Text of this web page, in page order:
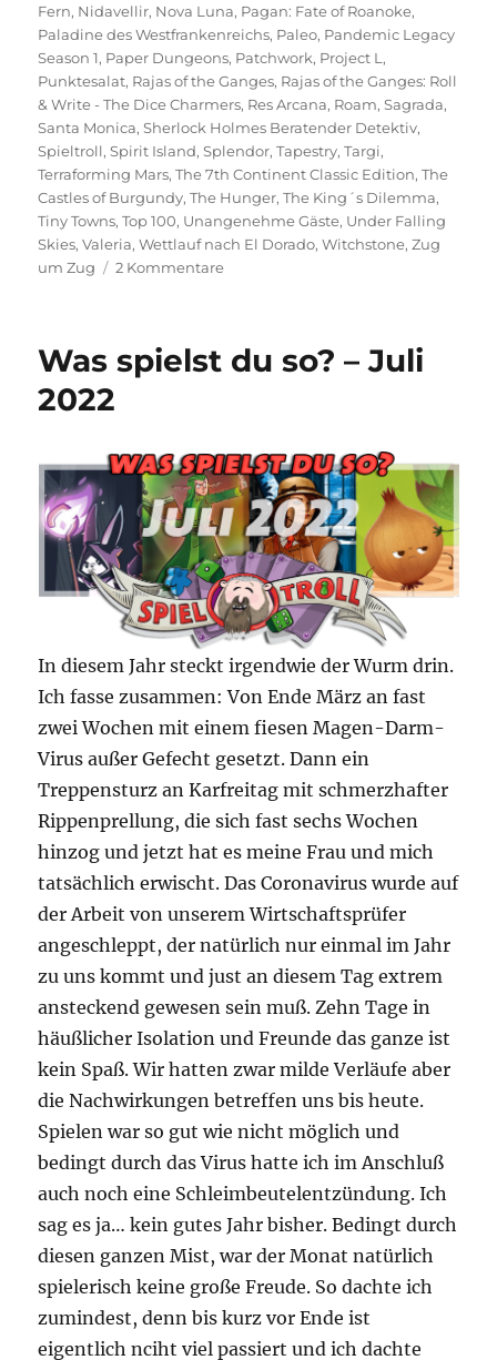
Fern, Nidavellir, Nova Luna, Pagan: Fate of Roanoke,
Paladine des Westfrankenreichs, Paleo, Pandemic Legacy
Season 1, Paper Dungeons, Patchwork, Project L ,
Punktesalat, Rajas of the Ganges, Rajas of the Ganges: Roll
& Write - The Dice Charmers, Res Arcana, Roam,Sagrada,
Santa Monica,Sherlock Holmes Beratender Detektiv,
Spieltroll,Spirit Island,Splendor,Tapestry,Targi,
Terraforming Mars,The 7th Continent Classic Edition,The
Castles of Burgundy,The Hunger,The King´s Dilemma,
Tiny Towns,Top 100, Unangenehme Gäste, Under Falling
Skies,Valeria,Wettlauf nach El Dorado,Witchstone,Zug
um Zug
2 Kommentarezu
Was spielst du so? – Juli
2022
In diesem Jahr steckt irgendwie der Wurm drin.
Ich fasse zusammen: Von Ende März an fast
zwei Wochen mit einem fiesen Magen-Darm-
Virus außer Gefecht gesetzt. Dann ein
Treppensturz an Karfreitag mit schmerzhafter
Rippenprellung, die sich fast sechs Wochen
hinzog und jetzt hat es meine Frau und mich
tatsächlich erwischt. Das Coronavirus wurde auf
der Arbeit von unserem Wirtschaftsprüfer
angeschleppt, der natürlich nur einmal im Jahr
zu uns kommt und just an diesem Tag extrem
ansteckend gewesen sein muß. Zehn Tage in
häußlicher Isolation und Freunde das ganze ist
kein Spaß. Wir hatten zwar milde Verläufe aber
die Nachwirkungen betreffen uns bis heute.
Spielen war so gut wie nicht möglich und
bedingt durch das Virus hatte ich im Anschluß
auch noch eine Schleimbeutelentzündung. Ich
sag es ja… kein gutes Jahr bisher. Bedingt durch
diesen ganzen Mist, war der Monat natürlich
spielerisch keine große Freude. So dachte ich
zumindest, denn bis kurz vor Ende ist
eigentlich nciht viel passiert und ich dachte